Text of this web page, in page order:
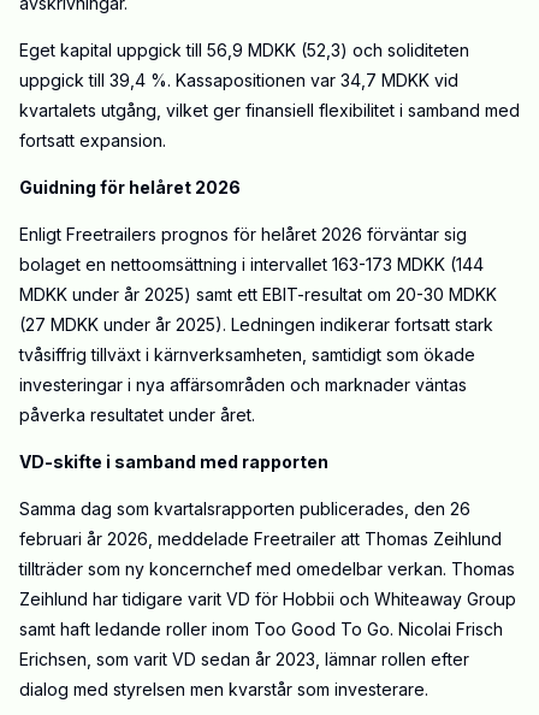
Eget kapital uppgick till 56,9 MDKK (52,3) och soliditeten
uppgick till 39,4 %. Kassapositionen var 34,7 MDKK vid
kvartalets utgång, vilket ger finansiell flexibilitet i samband med
fortsatt expansion.
Guidning för helåret 2026
Enligt Freetrailers prognos för helåret 2026 förväntar sig
bolaget en nettoomsättning i intervallet 163-173 MDKK (144
MDKK under år 2025) samt ett EBIT-resultat om 20-30 MDKK
(27 MDKK under år 2025). Ledningen indikerar fortsatt stark
tvåsiffrig tillväxt i kärnverksamheten, samtidigt som ökade
investeringar i nya affärsområden och marknader väntas
påverka resultatet under året.
VD-skifte i samband med rapporten
Samma dag som kvartalsrapporten publicerades, den 26
februari år 2026, meddelade Freetrailer att Thomas Zeihlund
tillträder som ny koncernchef med omedelbar verkan. Thomas
Zeihlund har tidigare varit VD för Hobbii och Whiteaway Group
samt haft ledande roller inom Too Good To Go. Nicolai Frisch
Erichsen, som varit VD sedan år 2023, lämnar rollen efter
dialog med styrelsen men kvarstår som investerare.